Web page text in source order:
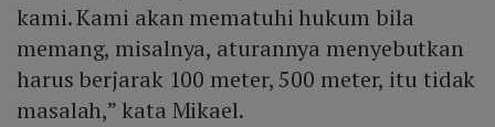
kami. Kami akan mematuhi hukum bila
memang, misalnya, aturannya menyebutkan
harus berjarak 100 meter, 500 meter, itu tidak
masalah,” kata Mikael.